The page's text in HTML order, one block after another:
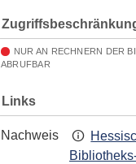
NUR AN RECHNERN DER
ABRUFBAR
Links
Nachweis